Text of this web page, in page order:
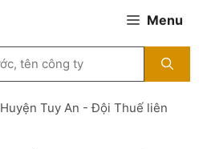
Menu
Huyện Tuy An - Đội Thuế liên